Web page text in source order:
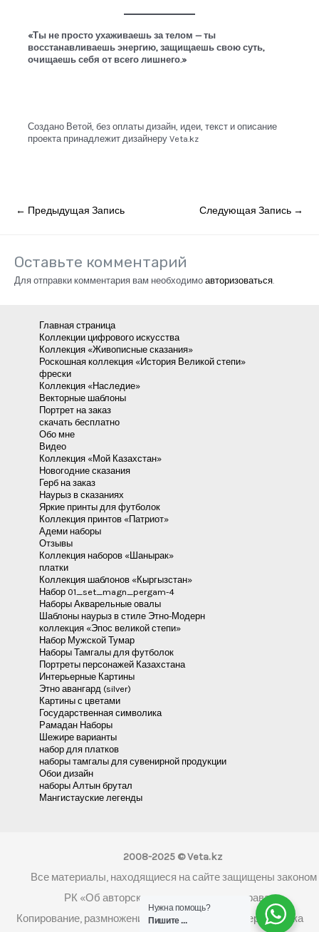
«Ты не просто ухаживаешь за телом — ты
восстанавливаешь энергию, защищаешь свою суть,
очищаешь себя от всего лишнего.»
Создано Ветой, без оплаты дизайн, идеи, текст и описание
проекта принадлежит дизайнеру Veta.kz
Навигация
← Предыдущая Запись Следующая Запись →
Оставьте комментарий
Для отправки комментария вам необходимо авторизоваться.
Главная страница
Коллекции цифрового искусства
Коллекция «Живописные сказания»
Роскошная коллекция «История Великой степи»
фрески
Коллекция «Наследие»
Векторные шаблоны
Портрет на заказ
скачать бесплатно
Обо мне
Видео
Коллекция «Мой Казахстан»
Новогодние сказания
Герб на заказ
Наурыз в сказаниях
Яркие принты для футболок
Коллекция принтов «Патриот»
Адеми наборы
Отзывы
Коллекция наборов «Шанырак»
платки
Коллекция шаблонов «Кыргызстан»
Набор 01_set_magn_pergam-4
Наборы Акварельные овалы
Шаблоны наурыз в стиле Этно-Модерн
коллекция «Эпос великой степи»
Набор Мужской Тумар
Наборы Тамгалы для футболок
Портреты персонажей Казахстана
Интерьерные Картины
Этно авангард (silver)
Картины с цветами
Государственная символика
Рамадан Наборы
Шежире варианты
набор для платков
наборы тамгалы для сувенирной продукции
Обои дизайн
наборы Алтын брутал
Мангистауские легенды
2008-2025 © Veta.kz
Все материалы, находящиеся на сайте защищены законом
РК «Об авторском праве и смежных правах»
Копирование, размножение, распространение, перепечатка
Нужна помощь?
Пишите ...